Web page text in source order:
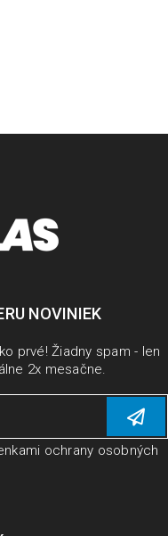
NOVINIEK
prvé! Žiadny spam - len
2x mesačne.
ochrany osobných